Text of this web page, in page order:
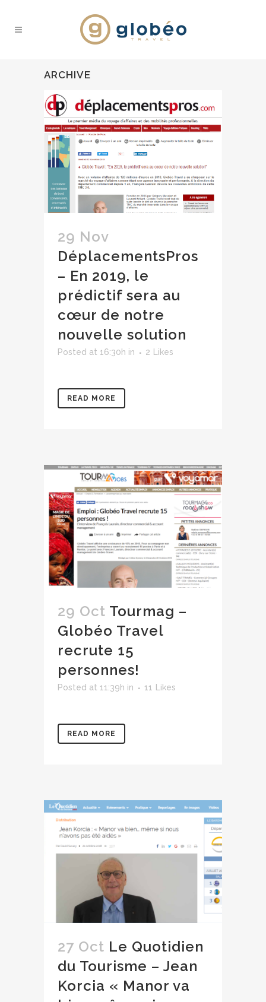
ARCHIVE
29 Nov
DéplacementsPros
– En 2019, le
prédictif sera au
cœur de notre
nouvelle solution
Posted at 16:30h in 2 Likes
READ MORE
29 Oct Tourmag –
Globéo Travel
recrute 15
personnes!
Posted at 11:39h in 11 Likes
READ MORE
27 Oct Le Quotidien
du Tourisme – Jean
Korcia « Manor va